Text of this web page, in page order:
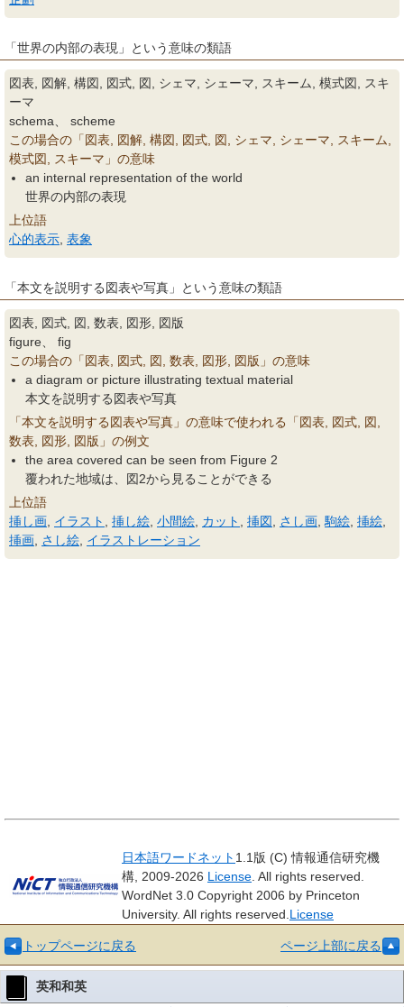
「世界の内部の表現」という意味の類語
図表, 図解, 構図, 図式, 図, シェマ, シェーマ, スキーム, 模式図, スキ
ーマ
schema、 scheme
この場合の「図表, 図解, 構図, 図式, 図, シェマ, シェーマ, スキーム,
模式図, スキーマ」の意味
an internal representation of the world
世界の内部の表現
上位語
心的表示 表象
「本文を説明する図表や写真」という意味の類語
図表, 図式, 図, 数表, 図形, 図版
figure、 fig
この場合の「図表, 図式, 図, 数表, 図形, 図版」の意味
a diagram or picture illustrating textual material
本文を説明する図表や写真
「本文を説明する図表や写真」の意味で使われる「図表, 図式, 図,
数表, 図形, 図版」の例文
the area covered can be seen from Figure 2
覆われた地域は、図2から見ることができる
上位語
挿し画 イラスト 挿し絵 小間絵 カット 挿図 さし画 駒絵 挿絵
挿画 さし絵 イラストレーション
日本語ワードネット 1.1版 (C) 情報通信研究機
構, 2009-2026 License . All rights reserved.
WordNet 3.0 Copyright 2006 by Princeton
University. All rights reserved. License
トップページに戻る ページ上部に戻る
英和和英